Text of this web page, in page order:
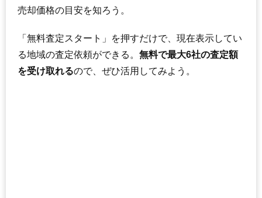
売却価格の目安を知ろう。
「無料査定スタート」を押すだけで、現在表示してい
る地域の査定依頼ができる。 無料で最大6社の査定額
を受け取れるので、ぜひ活用してみよう。